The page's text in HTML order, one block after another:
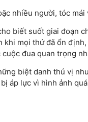
biết suốt giai đoạn
khi mọi thứ đã ổn
đua quan trọng
biệt danh thú vị
áp lực vì hình ảnh